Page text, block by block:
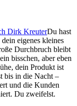
Du hast
eigenes kleines
Durchbruch bleibt
bisschen, aber eben
dein Produkt ist
bis in die Nacht –
und die Kunden
Du zweifelst.